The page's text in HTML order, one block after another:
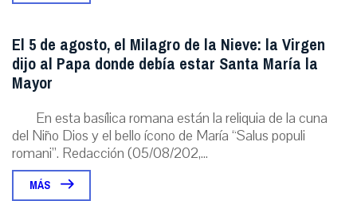
El 5 de agosto, el Milagro de la Nieve: la Virgen
dijo al Papa donde debía estar Santa María la
Mayor
En esta basílica romana están la reliquia de la cuna
del Niño Dios y el bello ícono de María “Salus populi
romani”. Redacción (05/08/202,...
MÁS